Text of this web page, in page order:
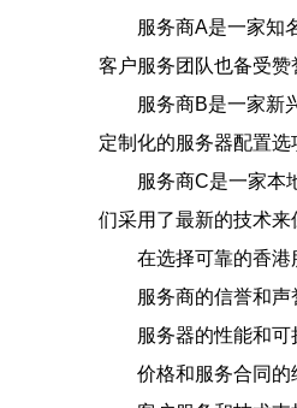
服务商A是一家知
客户服务团队也备受赞
服务商B是一家新
定制化的服务器配置选
服务商C是一家本
们采用了最新的技术来
在选择可靠的香港
服务商的信誉和声
服务器的性能和可
价格和服务合同的